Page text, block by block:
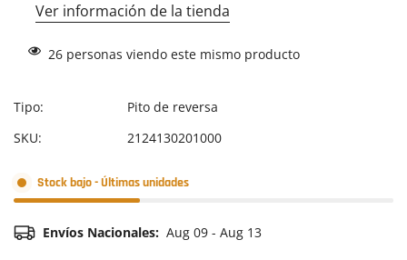
Ver información de la tienda
26 personas viendo este mismo producto
Tipo:
Pito de reversa
SKU:
2124130201000
Stock bajo - Últimas unidades
Envíos Nacionales: Aug 09 - Aug 13